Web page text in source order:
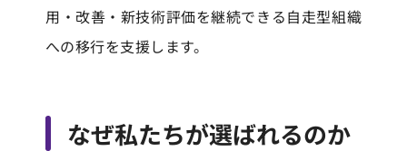
用・改善・新技術評価を継続できる自走型組織
への移行を支援します。
なぜ私たちが選ばれるのか